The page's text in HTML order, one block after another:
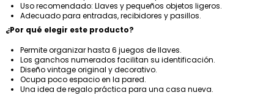
Uso recomendado: Llaves y pequeños objetos ligeros.
Adecuado para entradas, recibidores y pasillos.
¿Por qué elegir este producto?
Permite organizar hasta 6 juegos de llaves.
Los ganchos numerados facilitan su identificación.
Diseño vintage original y decorativo.
Ocupa poco espacio en la pared.
Una idea de regalo práctica para una casa nueva.